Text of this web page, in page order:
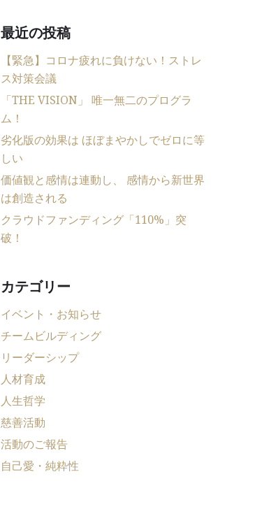
最近の投稿
【緊急】コロナ疲れに負けない！ストレ
ス対策会議
「THE VISION」 唯一無二のプログラ
ム！
劣化版の効果は ほぼまやかしでゼロに等
しい
価値観と感情は連動し、 感情から新世界
は創造される
クラウドファンディング「110%」突
破！
カテゴリー
イベント・お知らせ
チームビルディング
リーダーシップ
人材育成
人生哲学
慈善活動
活動のご報告
自己愛・純粋性